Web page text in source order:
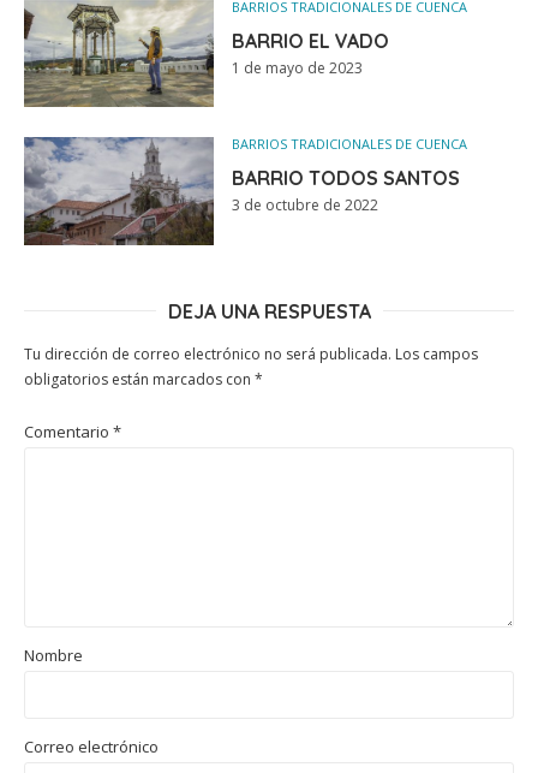
BARRIOS TRADICIONALES DE CUENCA
BARRIO EL VADO
1 de mayo de 2023
BARRIOS TRADICIONALES DE CUENCA
BARRIO TODOS SANTOS
3 de octubre de 2022
DEJA UNA RESPUESTA
Tu dirección de correo electrónico no será publicada. Los campos
obligatorios están marcados con *
Comentario *
Nombre
Correo electrónico